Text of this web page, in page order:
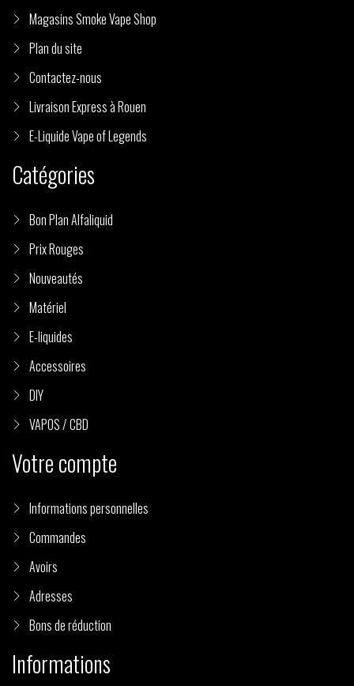
Magasins Smoke Vape Shop
Plan du site
Contactez-nous
Livraison Express à Rouen
E-Liquide Vape of Legends
Catégories
Bon Plan Alfaliquid
Prix Rouges
Nouveautés
Matériel
E-liquides
Accessoires
DIY
VAPOS / CBD
Votre compte
Informations personnelles
Commandes
Avoirs
Adresses
Bons de réduction
Informations